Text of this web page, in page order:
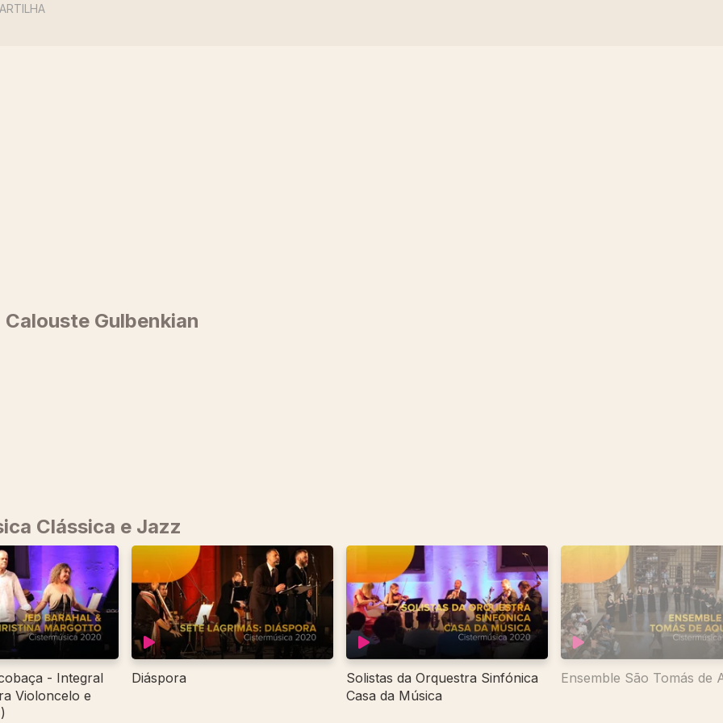
Gulbenkian
Clássica e Jazz
- Integral
Violoncelo e
Diáspora
Solistas da Orquestra Sinfónica
Casa da Música
Ensemble São Tomás de